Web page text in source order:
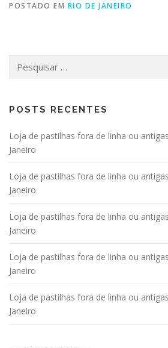
POSTADO EM RIO DE JANEIRO
por:
POSTS RECENTES
Loja de pastilhas fora de linha ou
Janeiro
Loja de pastilhas fora de linha ou
Janeiro
Loja de pastilhas fora de linha ou
Janeiro
Loja de pastilhas fora de linha ou
Janeiro
Loja de pastilhas fora de linha ou
Janeiro